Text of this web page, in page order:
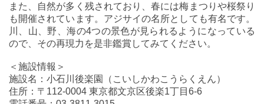
また、自然が多く残されており、春には梅まつりや桜祭り
も開催されています。アジサイの名所としても有名です。
川、山、野、海の4つの景色が見られるようになっている
ので、その再現力を是非鑑賞してみてください。
＜施設情報＞
施設名：小石川後楽園（こいしかわこうらくえん）
住所：〒112-0004 東京都文京区後楽1丁目6-6